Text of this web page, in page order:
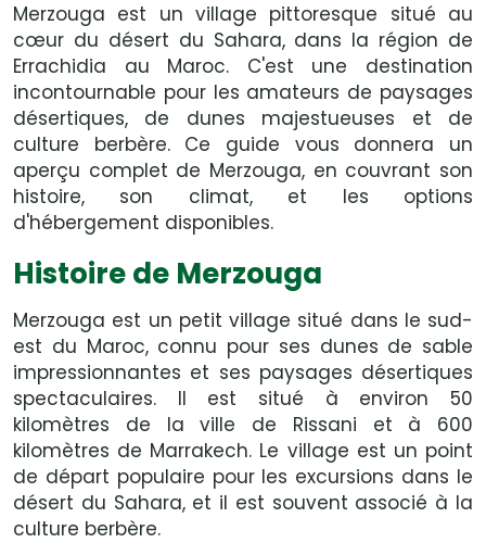
Merzouga est un village pittoresque situé au
cœur du désert du Sahara, dans la région de
Errachidia au Maroc. C'est une destination
incontournable pour les amateurs de paysages
désertiques, de dunes majestueuses et de
culture berbère. Ce guide vous donnera un
aperçu complet de Merzouga, en couvrant son
histoire, son climat, et les options
d'hébergement disponibles.
Histoire de Merzouga
Merzouga est un petit village situé dans le sud-
est du Maroc, connu pour ses dunes de sable
impressionnantes et ses paysages désertiques
spectaculaires. Il est situé à environ 50
kilomètres de la ville de Rissani et à 600
kilomètres de Marrakech. Le village est un point
de départ populaire pour les excursions dans le
désert du Sahara, et il est souvent associé à la
culture berbère.